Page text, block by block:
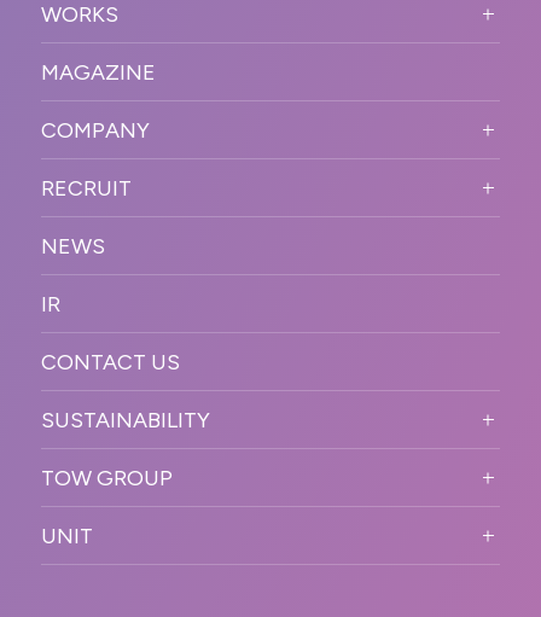
VISION
OUR DNA
STRONG POINT
BUSINESS DOMAIN
SOLUTION
WORKFLOW
WORKS
オンラインイベント
SNSプロモーション
プラットフォーム販
促
デジタル制作・映像
制作
PR
カンファレンス・展示会・アワ
ESPORTS・ゲームプロモーシ
MAGAZINE
COMPANY
COMPANY INFORMATION
MESSAGE
OFFICER
ACCESS
ORGANIZATION CHART
HISTORY
RECRUIT
新卒採用
キャリア採用
NEWS
IR
CONTACT US
SUSTAINABILITY
サステナビリティ
TOW GROUP
MOTTO
UNIT